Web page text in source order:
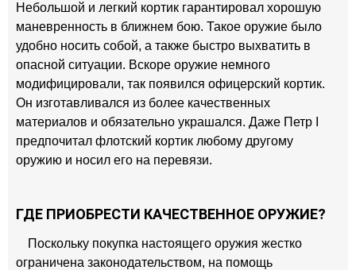
Небольшой и легкий кортик гарантировал хорошую
маневренность в ближнем бою. Такое оружие было
удобно носить собой, а также быстро выхватить в
опасной ситуации. Вскоре оружие немного
модифицировали, так появился офицерский кортик.
Он изготавливался из более качественных
материалов и обязательно украшался. Даже Петр I
предпочитал флотский кортик любому другому
оружию и носил его на перевязи.
ГДЕ ПРИОБРЕСТИ КАЧЕСТВЕННОЕ ОРУЖИЕ?
Поскольку покупка настоящего оружия жестко
ограничена законодательством, на помощь